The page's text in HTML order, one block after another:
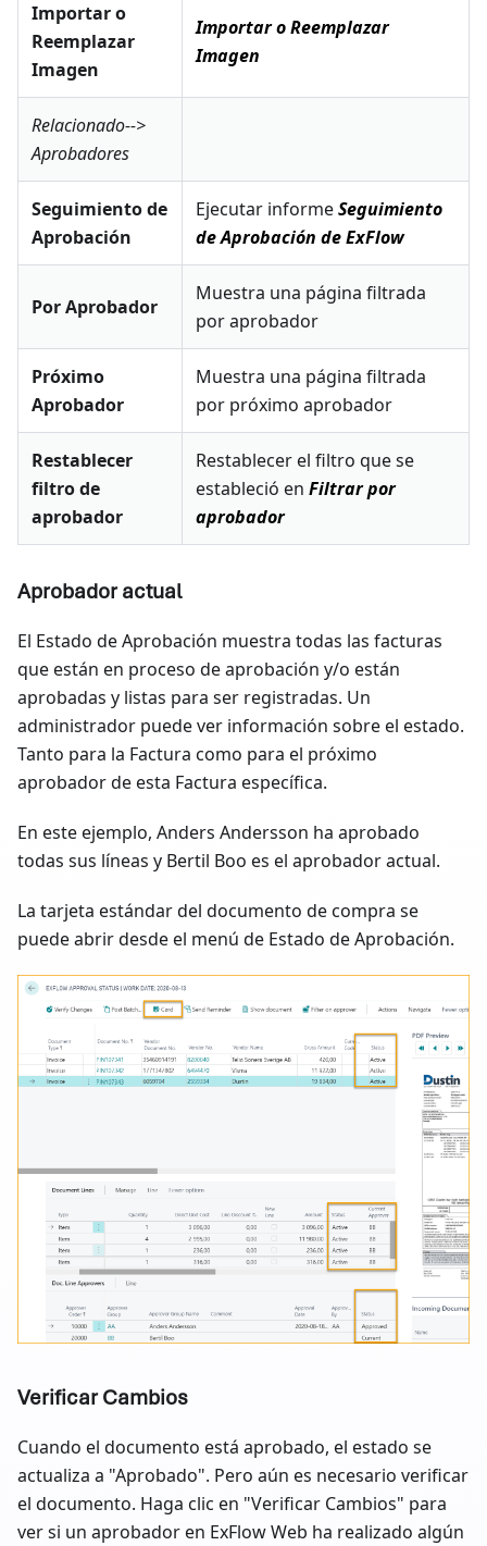
Importar o
Reemplazar
Imagen
Importar o Reemplazar
Imagen
Relacionado-->
Aprobadores
Seguimiento de
Aprobación
Ejecutar informeSeguimiento
de Aprobación de ExFlow
Por Aprobador
Muestra una página filtrada
por aprobador
Próximo
Aprobador
Muestra una página filtrada
por próximo aprobador
Restablecer
filtro de
aprobador
Restablecer el filtro que se
estableció en Filtrar por
aprobador
Aprobador actual
El Estado de Aprobación muestra todas las facturas
que están en proceso de aprobación y/o están
aprobadas y listas para ser registradas. Un
administrador puede ver información sobre el estado.
Tanto para la Factura como para el próximo
aprobador de esta Factura específica.
En este ejemplo, Anders Andersson ha aprobado
todas sus líneas y Bertil Boo es el aprobador actual.
La tarjeta estándar del documento de compra se
puede abrir desde el menú de Estado de Aprobación.
Verificar Cambios
Cuando el documento está aprobado, el estado se
actualiza a "Aprobado". Pero aún es necesario verificar
el documento. Haga clic en "Verificar Cambios" para
ver si un aprobador en ExFlow Web ha realizado algún